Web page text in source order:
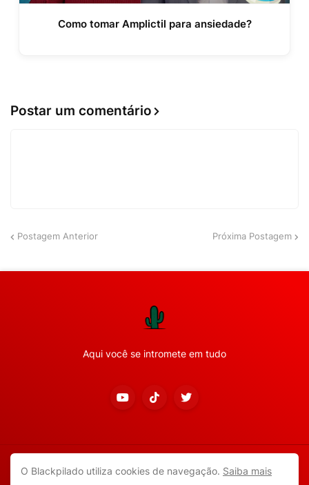
Como tomar Amplictil para ansiedade?
Postar um comentário
Postagem Anterior Próxima Postagem
Aqui você se intromete em tudo
Copyright ©2026Todos os direitos reservados.
O Blackpilado utiliza cookies de navegação. Saiba mais